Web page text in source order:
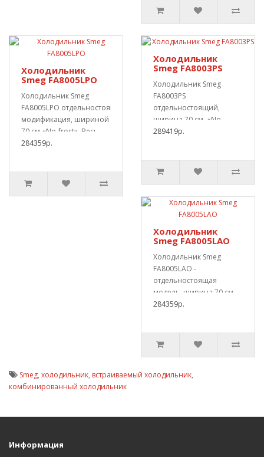
Холодильник
Smeg FA8005LPO
Холодильник Smeg
FA8005LPO отдельностоящая
модификация, шириной
70 см.«No-frost». Весь
объём 39..
284359р.
Холодильник
Smeg FA8003PS
Холодильник Smeg
FA8003PS
отдельностоящий,
ширина 70 см. «No-
frost».Полный объём 397
289419р.
Холодильник
Smeg FA8005LAO
Холодильник Smeg
FA8005LAO -
отдельностоящая
модель, ширина 70 см.
«No-frost».Весь объём
284359р.
Smeg, холодильник, встраиваемый холодильник,
комбинированный холодильник
Информация